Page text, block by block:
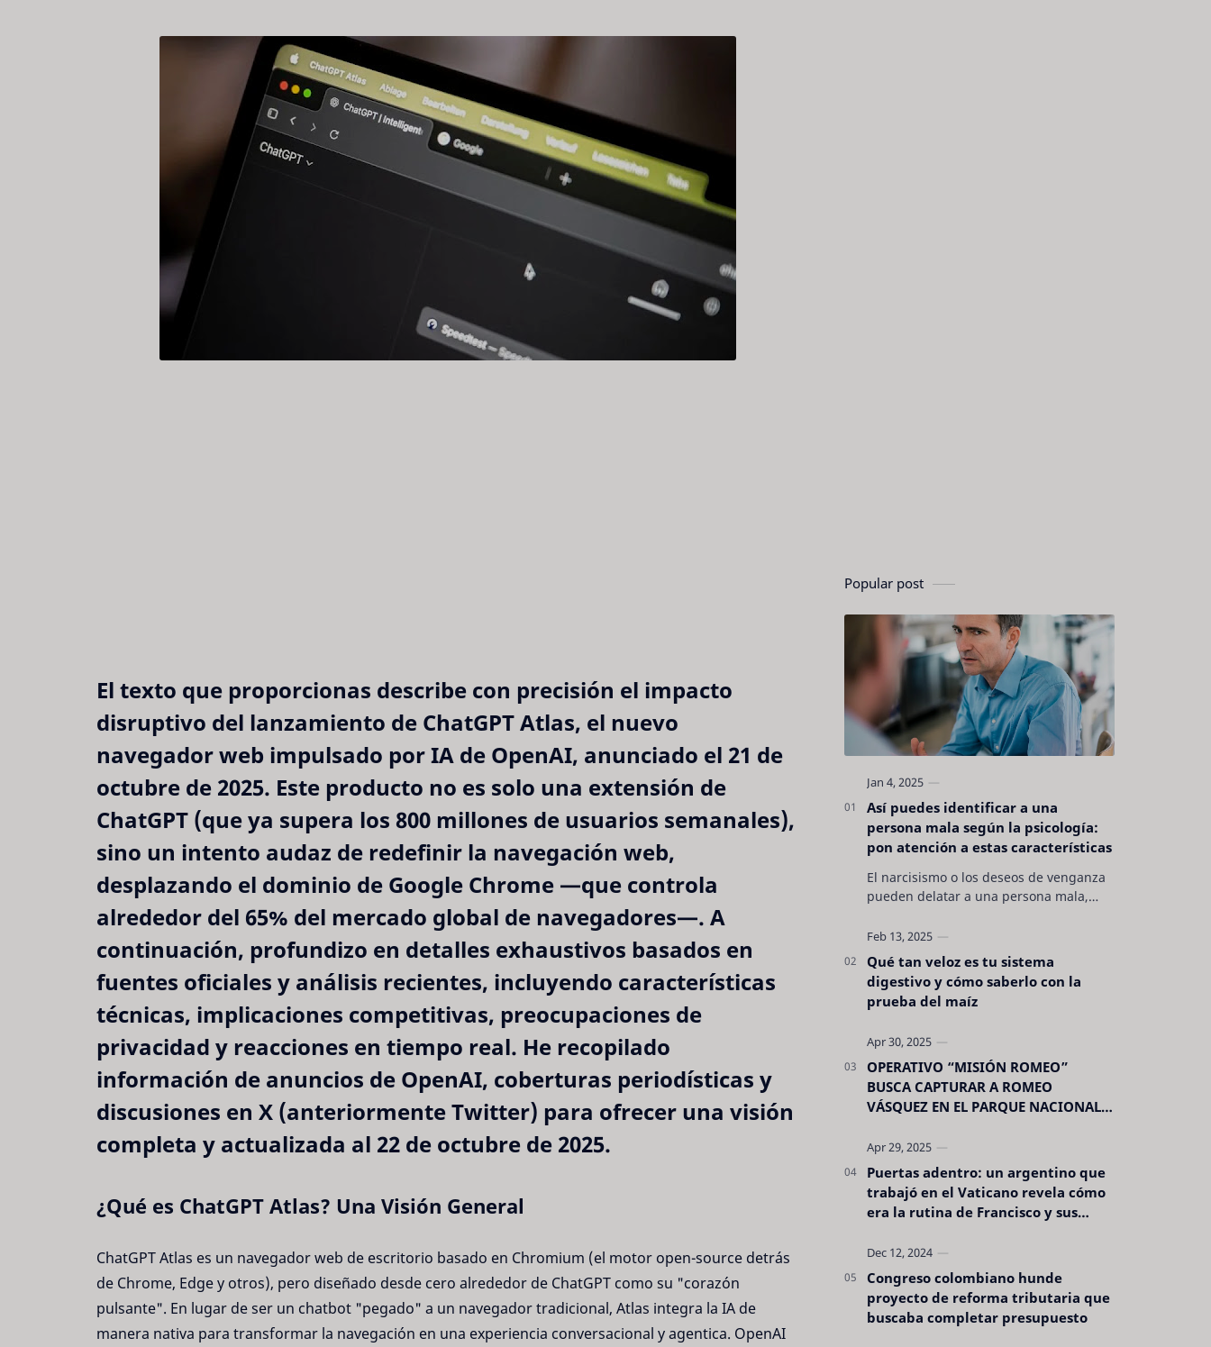
El texto que proporcionas describe con precisión el impacto
disruptivo del lanzamiento de ChatGPT Atlas, el nuevo
navegador web impulsado por IA de OpenAI, anunciado el 21 de
octubre de 2025. Este producto no es solo una extensión de
ChatGPT (que ya supera los 800 millones de usuarios semanales),
sino un intento audaz de redefinir la navegación web,
desplazando el dominio de Google Chrome —que controla
alrededor del 65% del mercado global de navegadores—. A
continuación, profundizo en detalles exhaustivos basados en
fuentes oficiales y análisis recientes, incluyendo características
técnicas, implicaciones competitivas, preocupaciones de
privacidad y reacciones en tiempo real. He recopilado
información de anuncios de OpenAI, coberturas periodísticas y
discusiones en X (anteriormente Twitter) para ofrecer una visión
completa y actualizada al 22 de octubre de 2025.
¿Qué es ChatGPT Atlas? Una Visión General
ChatGPT Atlas es un navegador web de escritorio basado en Chromium (el motor open-source detrás
de Chrome, Edge y otros), pero diseñado desde cero alrededor de ChatGPT como su "corazón
pulsante". En lugar de ser un chatbot "pegado" a un navegador tradicional, Atlas integra la IA de
manera nativa para transformar la navegación en una experiencia conversacional y agentica. OpenAI
Popular post
Así puedes identificar a una
persona mala según la psicología:
pon atención a estas características
El narcisismo o los deseos de venganza
pueden delatar a una persona mala,
evidentes. Conocerlas puede pro…
Qué tan veloz es tu sistema
digestivo y cómo saberlo con la
prueba del maíz
OPERATIVO “MISIÓN ROMEO”
BUSCA CAPTURAR A ROMEO
VÁSQUEZ EN EL PARQUE NACIONAL
Puertas adentro: un argentino que
trabajó en el Vaticano revela cómo
era la rutina de Francisco y sus
Congreso colombiano hunde
proyecto de reforma tributaria que
buscaba completar presupuesto